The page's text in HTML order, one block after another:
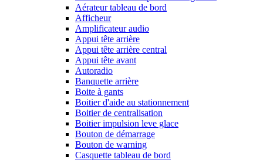
Aérateur tableau de bord
Afficheur
Amplificateur audio
Appui tête arrière
Appui tête arrière central
Appui tête avant
Autoradio
Banquette arrière
Boite à gants
Boitier d'aide au stationnement
Boitier de centralisation
Boitier impulsion leve glace
Bouton de démarrage
Bouton de warning
Casquette tableau de bord